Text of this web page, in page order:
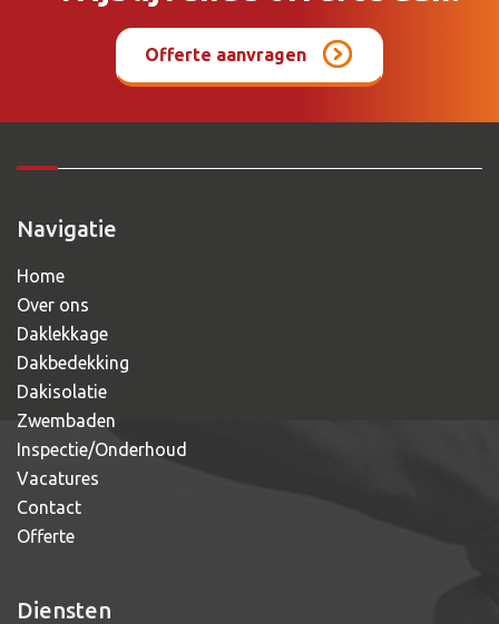
Offerte aanvragen
Navigatie
Home
Over ons
Daklekkage
Dakbedekking
Dakisolatie
Zwembaden
Inspectie/Onderhoud
Vacatures
Contact
Offerte
Diensten